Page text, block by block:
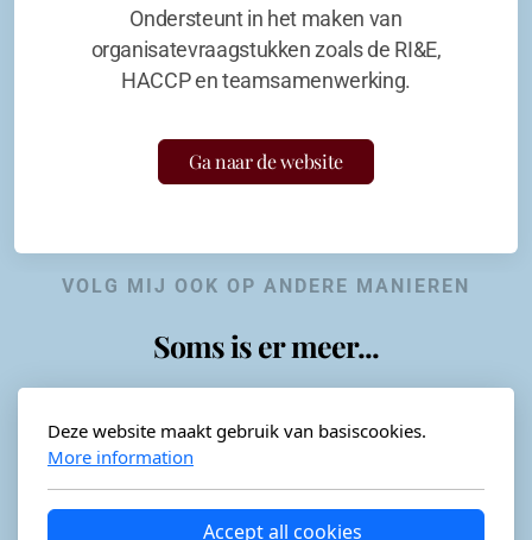
Ondersteunt in het maken van
organisatevraagstukken zoals de RI&E,
HACCP en teamsamenwerking.
Ga naar de website
VOLG MIJ OOK OP ANDERE MANIEREN
Soms is er meer...
Horeca-advies
Deze website maakt gebruik van basiscookies.
More information
Accept all cookies